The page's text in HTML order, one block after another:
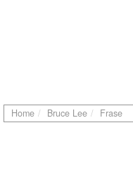
Home Bruce Lee Frase